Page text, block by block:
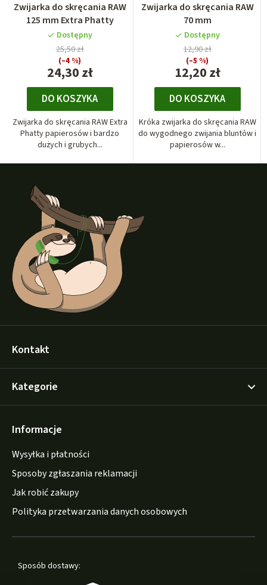
Zwijarka do skręcania RAW
125 mm Extra Phatty
Dostępny
24,30 zł
25,50 zł
(–4 %)
DO KOSZYKA
Zwijarka do skręcania RAW Extra
Phatty papierosów i bardzo
dużych i grubych...
Zwijarka do skręcania RAW
70 mm
Dostępny
12,20 zł
12,90 zł
(–5 %)
DO KOSZYKA
Króka zwijarka do skręcania RAW
do wygodnego zwijania bluntów i
papierosów w...
Kontakt
Kategorie
Informacje
Wysyłka i płatności
Sposoby zgłaszania reklamacji
Jak robić zakupy
Polityka przetwarzania danych osobowych
Sposób dostawy: